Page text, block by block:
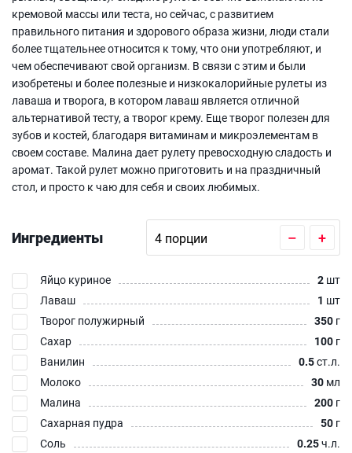
кремовой массы или теста, но сейчас, с развитием
правильного питания и здорового образа жизни, люди стали
более тщательнее относится к тому, что они употребляют, и
чем обеспечивают свой организм. В связи с этим и были
изобретены и более полезные и низкокалорийные рулеты из
лаваша и творога, в котором лаваш является отличной
альтернативой тесту, а творог крему. Еще творог полезен для
зубов и костей, благодаря витаминам и микроэлементам в
своем составе. Малина дает рулету превосходную сладость и
аромат. Такой рулет можно приготовить и на праздничный
стол, и просто к чаю для себя и своих любимых.
Ингредиенты – +
Яйцо куриное 2 шт
Лаваш
1 шт
Творог полужирный
350 г
Сахар
100 г
Ванилин
0.5ст.л.
Молоко
30 мл
Малина
200 г
Сахарная пудра
50 г
Соль
0.25ч.л.